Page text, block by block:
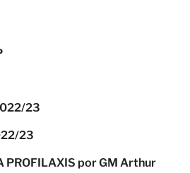
23
23
PROFILAXIS por GM Arthur